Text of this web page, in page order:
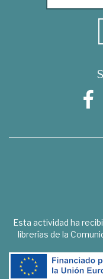
Esta actividad ha
librerías de la